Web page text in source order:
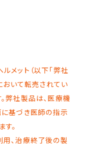
メット（以下「弊社
おいて転売されてい
弊社製品は、医療機
基づき医師の指示
。
、治療終了後の製